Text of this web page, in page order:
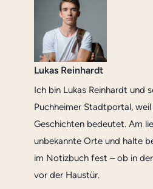
Lukas Reinhardt
Ich bin Lukas Reinhardt und
Puchheimer Stadtportal,
Geschichten bedeutet. Am
unbekannte Orte und halte
im Notizbuch fest – ob in
vor der Haustür.